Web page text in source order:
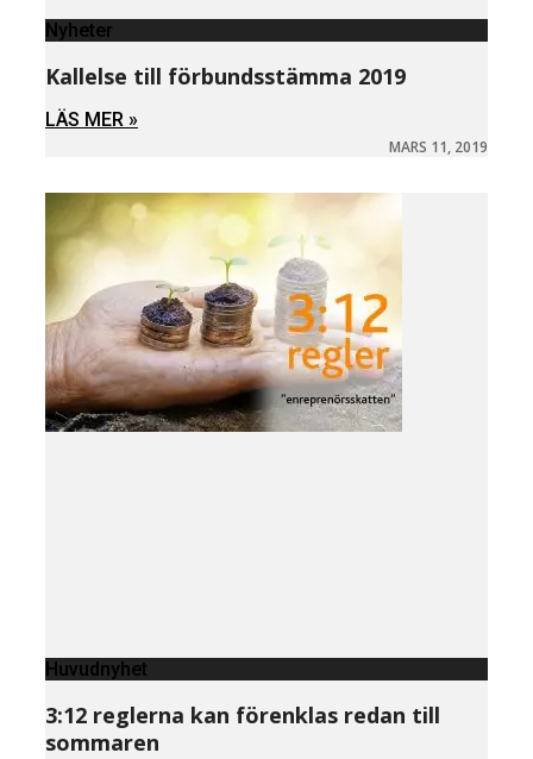
Nyheter
Kallelse till förbundsstämma 2019
LÄS MER »
MARS 11, 2019
Huvudnyhet
3:12 reglerna kan förenklas redan till
sommaren